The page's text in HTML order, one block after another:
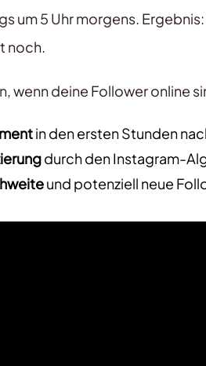
um 5 Uhr morgens.
noch.
wenn deine Follower online
in den ersten Stunden
durch den Instagram-
und potenziell neue